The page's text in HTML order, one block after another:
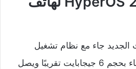
الجديد جاء مع نظام تشغيل
اندرويد 15، كما أنه قد جاء بحجم 6 جيجابايت تقريبًا ويصل